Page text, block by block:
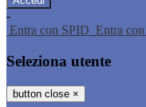
-
Entra con SPID Entra
Seleziona utente
button close ×